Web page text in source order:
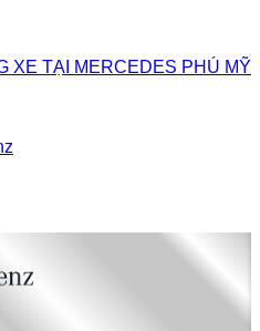
XE TẠI MERCEDES PHÚ MỸ